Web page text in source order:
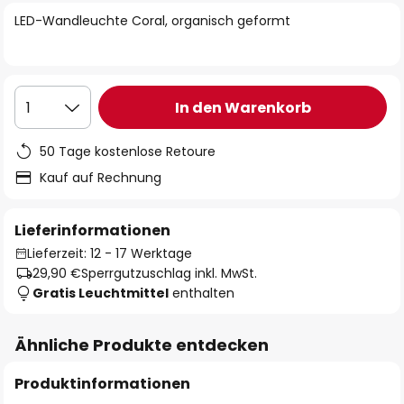
LED-Wandleuchte Coral, organisch geformt
1 In den Warenkorb
50 Tage kostenlose Retoure
Kauf auf Rechnung
Lieferinformationen
Lieferzeit: 12 - 17 Werktage
29,90 €Sperrgutzuschlag inkl. MwSt.
Gratis Leuchtmittel enthalten
Ähnliche Produkte entdecken
Produktinformationen